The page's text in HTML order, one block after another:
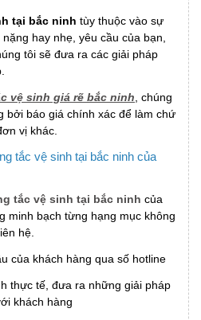
tại bắc ninh tùy thuộc vào sự
hay nhẹ, yêu cầu của bạn,
tôi sẽ đưa ra các giải pháp
vệ sinh giá rẽ bắc ninh , chúng
bởi báo giá chính xác để làm chứ
vị khác.
tắc vệ sinh tại bắc ninh của
tắc vệ sinh tại bắc ninh của
minh bạch từng hạng mục không
hệ.
của khách hàng qua số hotline
thực tế, đưa ra những giải pháp
khách hàng